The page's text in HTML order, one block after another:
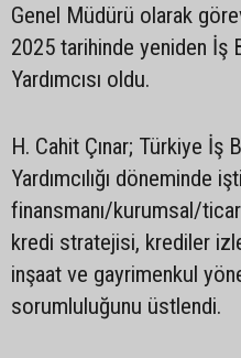
Genel Müdürü olarak
2025 tarihinde yeniden İş
Yardımcısı oldu.
H. Cahit Çınar; Türkiye İş
Yardımcılığı döneminde
finansmanı/kurumsal/
kredi stratejisi, krediler
inşaat ve gayrimenkul
sorumluluğunu üstlendi.